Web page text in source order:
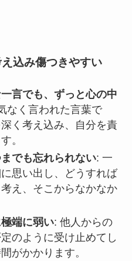
込み傷つきやすい
言でも、ずっと心の中
なく言われた言葉で
く考え込み、自分を責
。
でも忘れられない: 一
思い出し、どうすれば
え、そこからなかなか
端に弱い: 他人からの
のように受け止めてし
がかかります。